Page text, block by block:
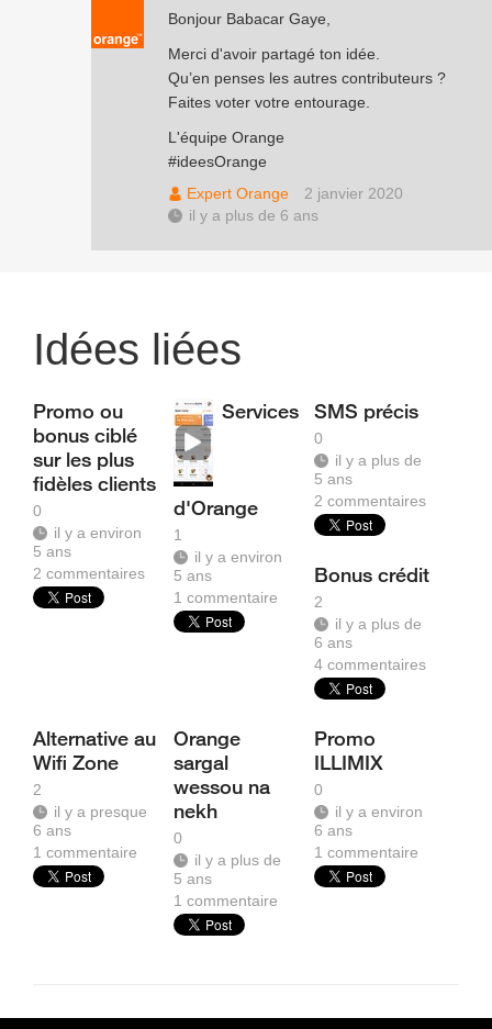
Bonjour Babacar Gaye,
Merci d'avoir partagé ton idée.
Qu’en penses les autres contributeurs ?
Faites voter votre entourage.
L'équipe Orange
#ideesOrange
Expert Orange
2 janvier 2020
il y a plus de 6 ans
Idées liées
Promo ou
bonus ciblé
sur les plus
fidèles clients
0
il y a environ
5 ans
2 commentaires
Services
d'Orange
1
il y a environ
5 ans
1commentaire
SMS précis
0
il y a plus de
5 ans
2commentaires
Bonus crédit
2
il y a plus de
6 ans
4commentaires
Alternative au
Wifi Zone
2
il y a presque
6 ans
1 commentaire
Orange
sargal
wessou na
nekh
0
il y a plus de
5 ans
1commentaire
Promo
ILLIMIX
0
il y a environ
6 ans
1commentaire